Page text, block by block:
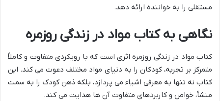
مستقلی را به خواننده ارائه دهد.
نگاهی به کتاب مواد در زندگی روزمره
کتاب مواد در زندگی روزمره اثری است که با رویکردی متفاوت و کاملاً
متمرکز بر تجربه، کودکان را به دنیای مواد مختلف دعوت می کند. این
کتاب نه تنها به معرفی اشیاء می پردازد، بلکه ذهن کودک را به سمت
منشأ، خواص و کاربردهای متفاوت آن ها هدایت می کند.